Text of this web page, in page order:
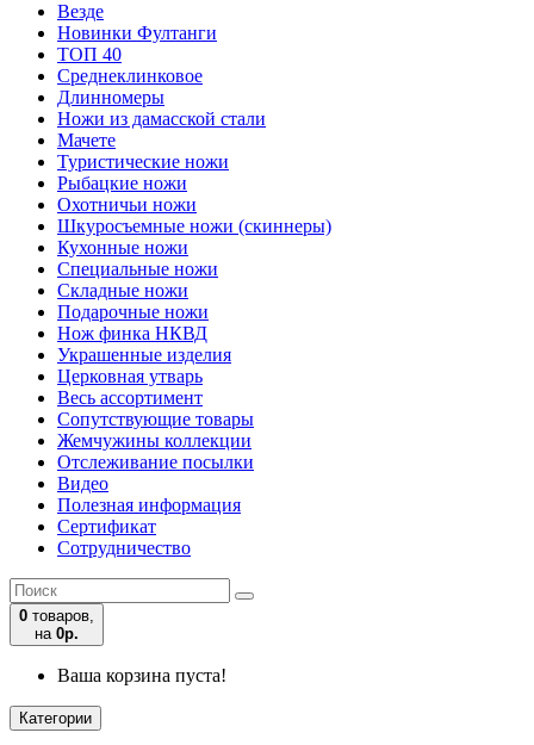
Везде
Новинки Фултанги
ТОП 40
Среднеклинковое
Длинномеры
Ножи из дамасской стали
Мачете
Туристические ножи
Рыбацкие ножи
Охотничьи ножи
Шкуросъемные ножи (скиннеры)
Кухонные ножи
Специальные ножи
Складные ножи
Подарочные ножи
Нож финка НКВД
Украшенные изделия
Церковная утварь
Весь ассортимент
Сопутствующие товары
Жемчужины коллекции
Отслеживание посылки
Видео
Полезная информация
Сертификат
Сотрудничество
0 товаров,
на 0р.
Ваша корзина пуста!
Категории